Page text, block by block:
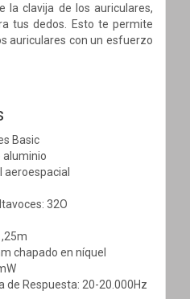
la clavija de los auriculares,
tus dedos. Esto te permite
auriculares con un esfuerzo
Basic
aluminio
32O
chapado en níquel
de Respuesta: 20-20.000Hz